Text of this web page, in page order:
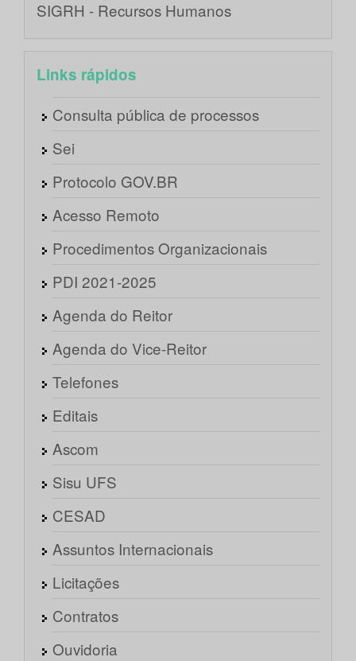
SIGRH - Recursos Humanos
Links rápidos
Consulta pública de processos
Sei
Protocolo GOV.BR
Acesso Remoto
Procedimentos Organizacionais
PDI 2021-2025
Agenda do Reitor
Agenda do Vice-Reitor
Telefones
Editais
Ascom
Sisu UFS
CESAD
Assuntos Internacionais
Licitações
Contratos
Ouvidoria